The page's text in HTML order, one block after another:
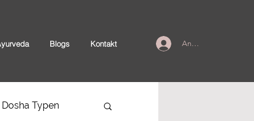
Blogs Kontakt Anmelden
Dosha Typen